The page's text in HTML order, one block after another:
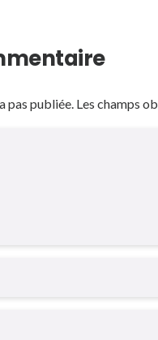
pas publiée. Les champs